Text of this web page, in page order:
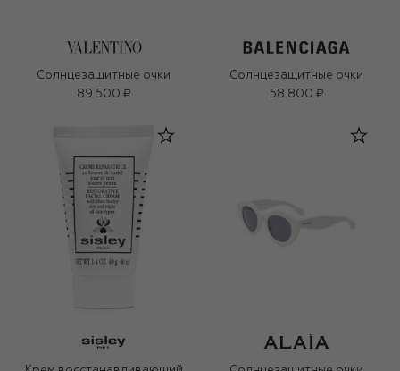
Солнцезащитные очки
89 500 ₽
Солнцезащитные очки
58 800 ₽